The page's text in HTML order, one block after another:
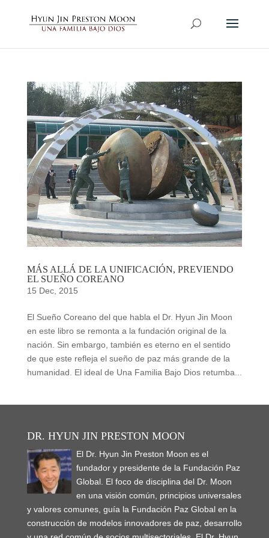
MÁS ALLÁ DE LA UNIFICACIÓN, PREVIENDO
EL SUEÑO COREANO
15 Dec, 2015
El Sueño Coreano del que habla el Dr. Hyun Jin Moon
en este libro se remonta a la fundación original de la
nación. Sin embargo, también es eterno en el sentido
de que este refleja el sueño de paz más grande de la
humanidad. El ideal de Una Familia Bajo Dios retumba...
DR. HYUN JIN PRESTON MOON
El Dr. Hyun Jin Preston Moon es el
fundador y presidente de la Fundación Paz
Global. El foco de disciplina del Dr. Moon
en una visión común, principios universales
y valores comunes, guía la Fundación Paz Global en la
construcción de modelos innovadores de paz, desarrollo